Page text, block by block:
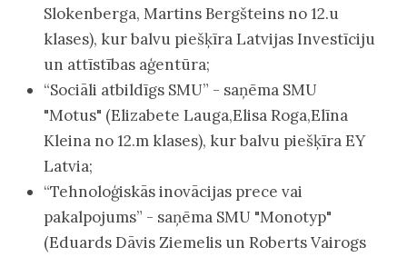
Slokenberga, Martins Bergšteins no 12.u
klases), kur balvu piešķīra Latvijas Investīciju
un attīstības aģentūra;
“Sociāli atbildīgs SMU” - saņēma SMU
"Motus" (Elizabete Lauga,Elisa Roga,Elīna
Kleina no 12.m klases), kur balvu piešķīra EY
Latvia;
“Tehnoloģiskās inovācijas prece vai
pakalpojums” - saņēma SMU "Monotyp"
(Eduards Dāvis Ziemelis un Roberts Vairogs